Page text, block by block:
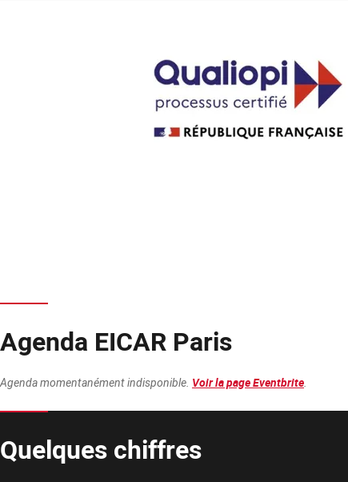
Agenda EICAR Paris
Agenda momentanément indisponible. Voir la page Eventbrite.
Quelques chiffres